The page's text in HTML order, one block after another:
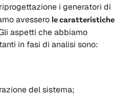
i generatori di
avessero le caratteristiche
aspetti che abbiamo
in fasi di analisi sono:
del sistema;